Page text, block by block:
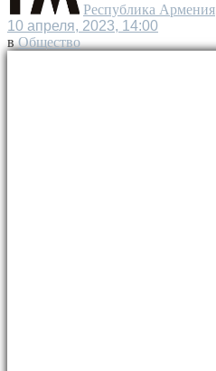
Республика Армения
10 апреля, 2023, 14:00
в Общество